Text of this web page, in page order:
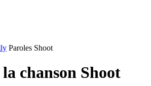
Paroles Shoot
chanson Shoot